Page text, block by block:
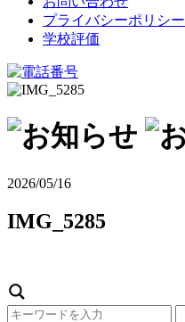
プライバシーポリシー
学校評価
2026/05/16
IMG_5285